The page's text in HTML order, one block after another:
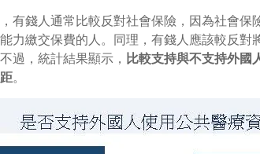
有錢人通常比較反對社會保險，因為社會保
力繳交保費的人。同理，有錢人應該較反對
過，統計結果顯示， 比較支持與不支持外國
。